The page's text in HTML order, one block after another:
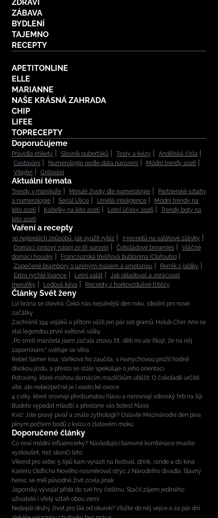
ZDRAVÍ
ZÁBAVA
BYDLENÍ
TAJEMNO
RECEPTY
APETITONLINE
ELLE
MARIANNE
NAŠE KRÁSNÁ ZAHRADA
CHIP
LIFEE
TOPRECEPTY
Doporučujeme
Pravidla etikety Slovník puberťáků Testy a kvízy
Andělská čísla
Cestování
Numerologie podle data narození
Módní trendy 2026
Vítejte!
Grilování
Aktuální témata
Trendy v manikúře Minulé životy dle numerologie
Partnerské vztahy
a numerologie
Seriál Ulice Umělá inteligence
Módní trendy na
léto 2026
Kabelky na léto 2026 Letní účesy 2026
Trendy boty na
léto 2026
Vaření a recepty
30 nejlepších způsobů, jak využít rybíz
7 receptů na salátové zálivky
Domácí iontový nápoj ze tří surovin
Čokoládové brownies
Vláčné
domácí housky
Francouzská třešňová bublanina (Clafoutis)
Zapečené brambory s uzeným masem a smetanou
Perník s jablky
Extra rychlé lívance
Letní salát
Jak skladovat a zpracovat
meruňky
Ledová káva Recepty z horkovzdušné fritézy
Články Svět ženy
Lví brána se otevírá: Čeká nás nejsilnější den roku, ideální pro nové
začátky
Zachránil 194 vojáků a přitom vážil jen pár set gramů. Holub Cher Ami se
stal legendou první světové války
„Po smrti manžela jsem začala znovu žít, děti mi ale říkají, že na něj
zapomínám,“ svěřuje se Věra
Rebel Sámer Issa: Vaňková ho zaučila, s Hanychovou prožil hodně
divokou jízdu, a přesto se stále spekuluje o jeho orientaci
Potraviny, které mohou domácím mazlíčkům ublížit: O čokoládě určitě
víte, ale nebezpečné je i exotické ovoce
4 cviky, které srovnají předsunutou hlavu a narovnají vdovský hrb na šíji.
Budete vypadat mladší a přestane vás bolest hlava
Kvíz: Jste pravý pivař a znáte zythologii? Oslavte Mezinárodní den piva
plným počtem bodů z kvízu o zlatavém moku
Doporučené články
Co nosí módní influencerky? Následující barevné kombinace musíte
vyzkoušet, než skončí léto
Víkend pro sebe: 5 tipů kam vyrazit na festival, drink, rande a do kina
Kariéru Oldřicha Nového nasměroval strýc z Národního divadla: Slavný
herec se měl původně živit zcela jinak
Japonský vývojář přidá do své hry češtinu. Stačil zájem jediného
uživatele i vřelý vztah obou zemí
Nejlepší druhý život pro lák od okurek? Vložte do něj vejce a za pár dní